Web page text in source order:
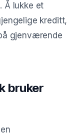
Å lukke et
kreditt,
gjenværende
bruker